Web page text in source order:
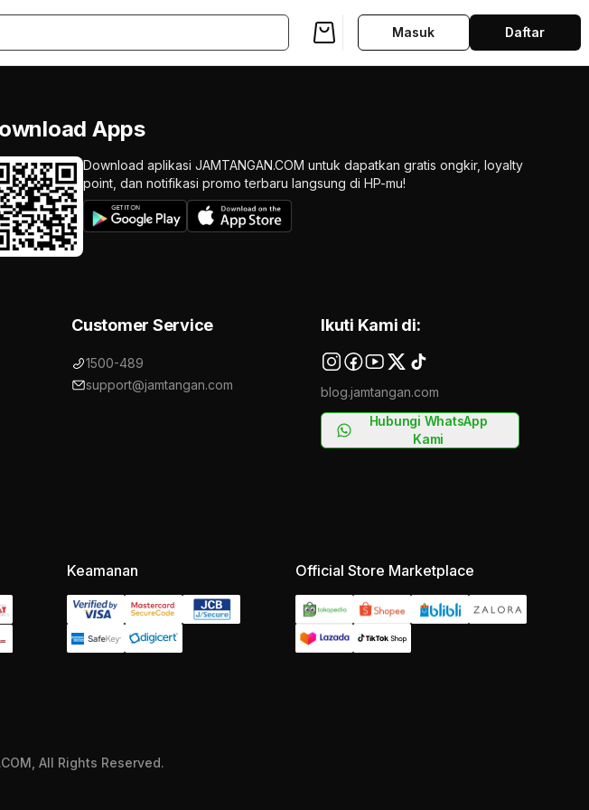
Apps
Download aplikasi JAMTANGAN.COM untuk dapatkan gratis ongkir, loyalty
point, dan notifikasi promo terbaru langsung di HP-mu!
Customer Service
1500-489
support@jamtangan.com
Ikuti Kami di:
blog.jamtangan.com
Hubungi WhatsApp
Kami
Keamanan Official Store Marketplace
All Rights Reserved.
Masuk Daftar